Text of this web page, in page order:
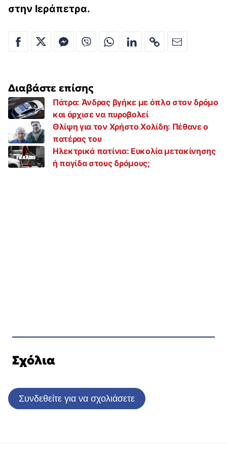
στην Ιεράπετρα.
Διαβάστε επίσης
Πάτρα: Άνδρας βγήκε με όπλο στον δρόμο
και άρχισε να πυροβολεί
Θλίψη για τον Χρήστο Χολίδη: Πέθανε ο
πατέρας του
Ηλεκτρικά πατίνια: Ευκολία μετακίνησης
ή παγίδα στους δρόμους;
Σχόλια
Συνδεθείτε για να σχολιάσετε